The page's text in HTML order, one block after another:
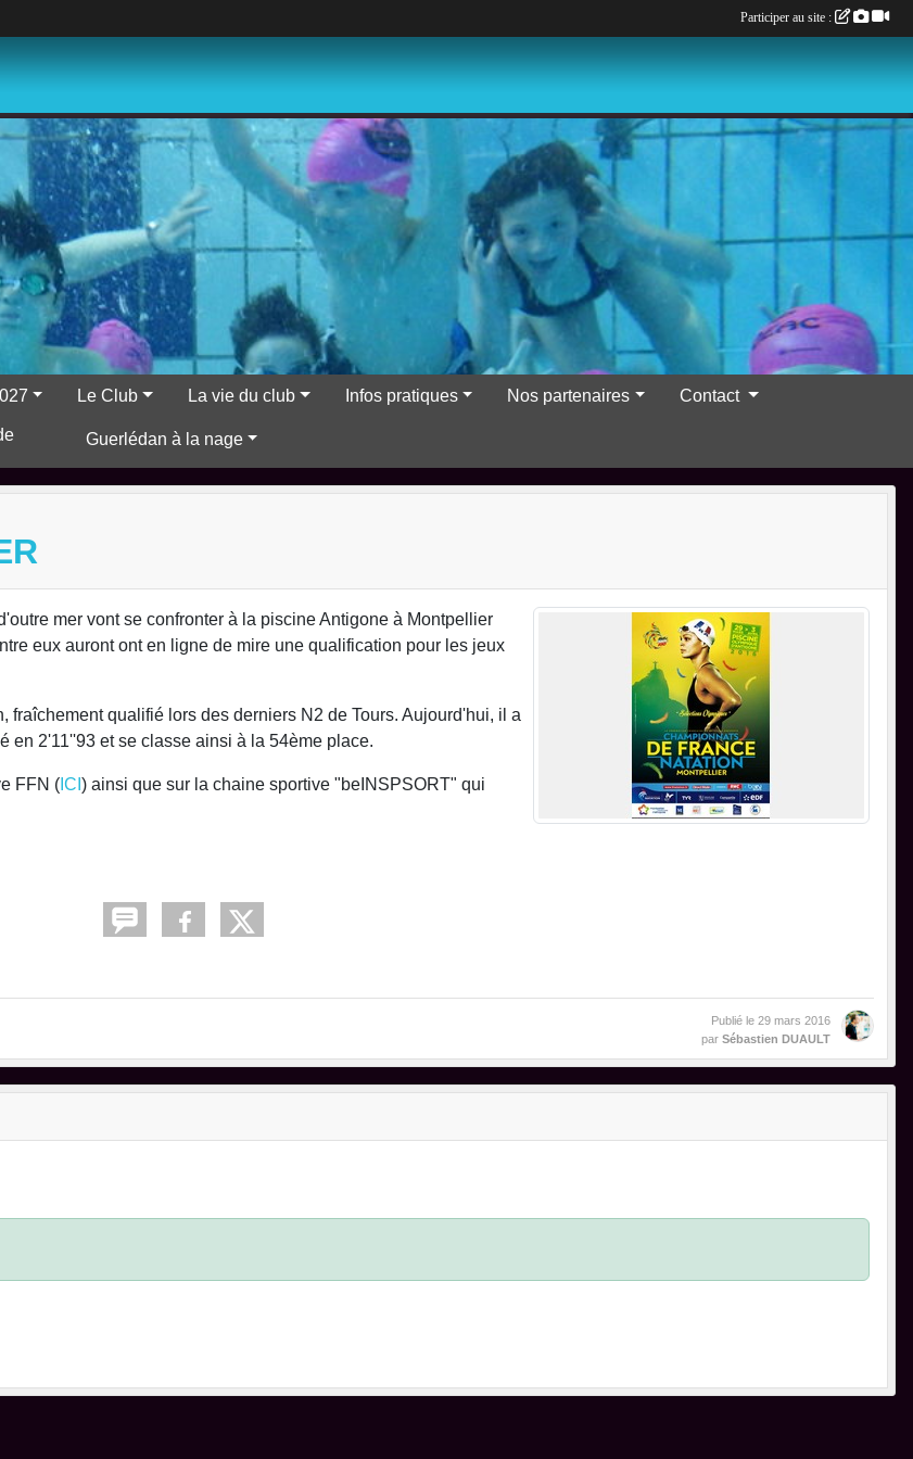
Le Club La vie du club Infos pratiques Nos partenaires Contact
Guerlédan à la nage
mer vont se confronter à la piscine Antigone à Montpellier
eux auront ont en ligne de mire une qualification pour les jeux
qualifié lors des derniers N2 de Tours. Aujourd'hui, il a
en 2'11''93 et se classe ainsi à la 54ème place.
FFN ( ICI ) ainsi que sur la chaine sportive "beINSPSORT" qui
Publié le 29 mars 2016
par Sébastien DUAULT
Participer au site :